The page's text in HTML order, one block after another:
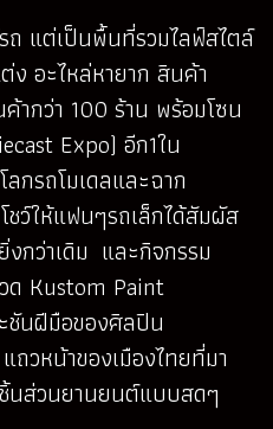
ถ แต่เป็นพื้นที่รวมไลฟ์สไตล์
อะไหล่หายาก สินค้า
ากว่า 100 ร้าน พร้อมโซน
Expo) อีก1ใน
กรถโมเดลและฉาก
ว์ให้แฟนๆรถเล็กได้สัมผัส
กว่าเดิม และกิจกรรม
ด Kustom Paint
ชันฝีมือของศิลปิน
วหน้าของเมืองไทยที่มา
นส่วนยานยนต์แบบสดๆ